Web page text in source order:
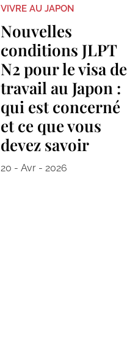
VIVRE AU JAPON
Nouvelles
conditions JLPT
N2 pour le visa de
travail au Japon :
qui est concerné
et ce que vous
devez savoir
20 - Avr - 2026